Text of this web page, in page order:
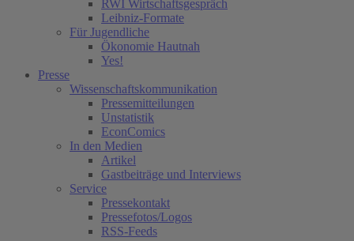
RWI Wirtschaftsgespräch
Leibniz-Formate
Für Jugendliche
Ökonomie Hautnah
Yes!
Presse
Wissenschaftskommunikation
Pressemitteilungen
Unstatistik
EconComics
In den Medien
Artikel
Gastbeiträge und Interviews
Service
Pressekontakt
Pressefotos/Logos
RSS-Feeds